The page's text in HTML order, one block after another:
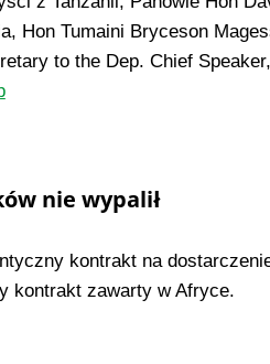
Hon Tumaini Bryceson
to the Dep. Chief
nie wypalił
kontrakt na
kontrakt zawarty w Afryce.